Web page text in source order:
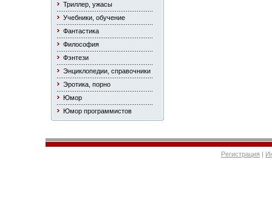
Триллер, ужасы
Учебники, обучение
Фантастика
Философия
Фэнтези
Энциклопедии, справочники
Эротика, порно
Юмор
Юмор программистов
Регистрация |